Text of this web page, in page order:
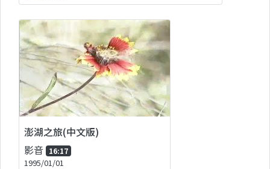
澎湖之旅(中文版)
影音 16:17
1995/01/01